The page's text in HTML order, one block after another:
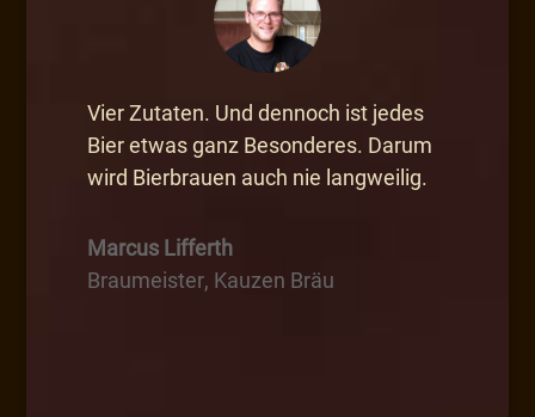
Vier Zutaten. Und dennoch ist jedes
Bier etwas ganz Besonderes. Darum
wird Bierbrauen auch nie langweilig.
Marcus Lifferth
Braumeister, Kauzen Bräu